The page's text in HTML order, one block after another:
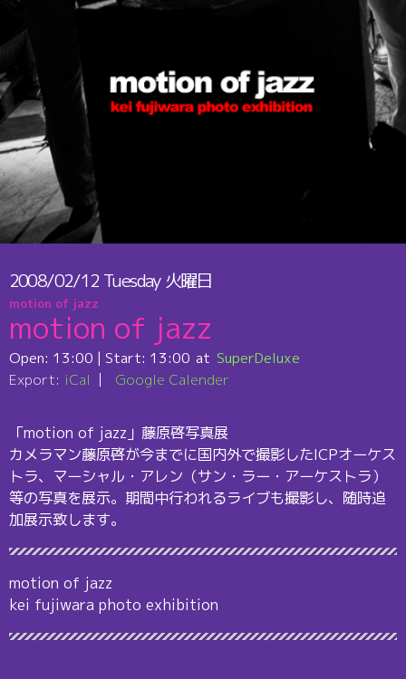
2008/02/12Tuesday 火曜日
motion of jazz
motion of jazz
Open: 13:00 | Start: 13:00
SuperDeluxe
Export: iCal Google Calender
「motion of jazz」藤原啓写真展
カメラマン藤原啓が今までに国内外で撮影したICPオーケス
トラ、マーシャル・アレン（サン・ラー・アーケストラ）
等の写真を展示。期間中行われるライブも撮影し、随時追
加展示致します。
motion of jazz
kei fujiwara photo exhibition